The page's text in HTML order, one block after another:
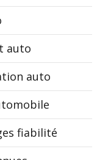
auto
auto
fiabilité